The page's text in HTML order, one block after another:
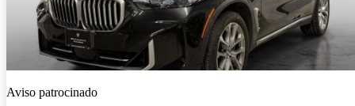
Aviso patrocinado